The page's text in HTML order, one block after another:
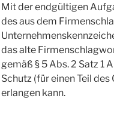
Mit der endgültigen
des aus dem
das alte
gemäß § 5 Abs. 2 Satz 1
Schutz (für einen Teil
erlangen kann.